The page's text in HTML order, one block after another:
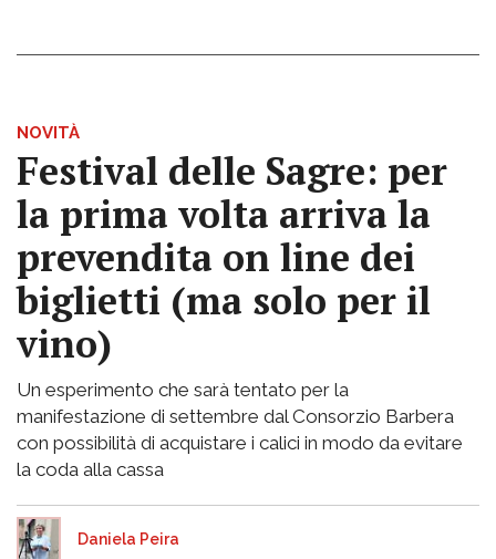
NOVITÀ
Festival delle Sagre: per
la prima volta arriva la
prevendita on line dei
biglietti (ma solo per il
vino)
Un esperimento che sarà tentato per la
manifestazione di settembre dal Consorzio Barbera
con possibilità di acquistare i calici in modo da evitare
la coda alla cassa
Daniela Peira